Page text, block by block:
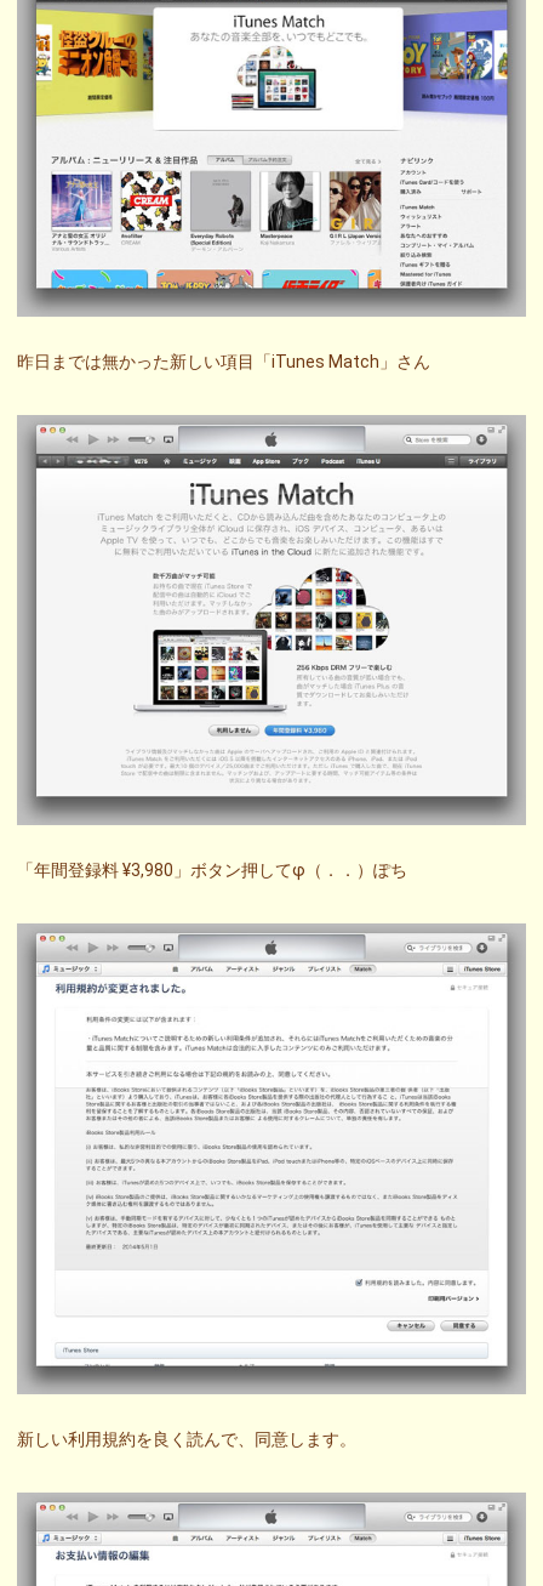
昨日までは無かった新しい項目「iTunes Match」さん
「年間登録料 ¥3,980」ボタン押してφ（．．）ぽち
新しい利用規約を良く読んで、同意します。